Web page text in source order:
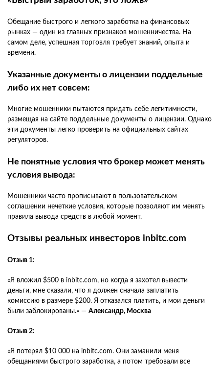
Обещание быстрого и легкого заработка на финансовых
рынках — один из главных признаков мошенничества. На
самом деле, успешная торговля требует знаний, опыта и
времени.
Указанные документы о лицензии поддельные
либо их нет совсем:
Многие мошенники пытаются придать себе легитимности,
размещая на сайте поддельные документы о лицензии. Однако
эти документы легко проверить на официальных сайтах
регуляторов.
Не понятные условия что брокер может менять
условия вывода:
Мошенники часто прописывают в пользовательском
соглашении нечеткие условия, которые позволяют им менять
правила вывода средств в любой момент.
Отзывы реальных инвесторов inbitc.com
Отзыв 1:
«Я вложил $500 в inbitc.com, но когда я захотел вывести
деньги, мне сказали, что я должен сначала заплатить
комиссию в размере $200. Я отказался платить, и мои деньги
были заблокированы.» — Александр, Москва
Отзыв 2:
«Я потерял $10 000 на inbitc.com. Они заманили меня
обещаниями быстрого заработка, а потом требовали все